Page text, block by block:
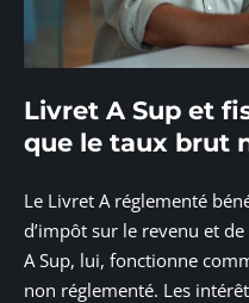
Livret A Sup et
que le taux brut
Le Livret A réglementé
d’impôt sur le revenu et
A Sup, lui, fonctionne
non réglementé. Les